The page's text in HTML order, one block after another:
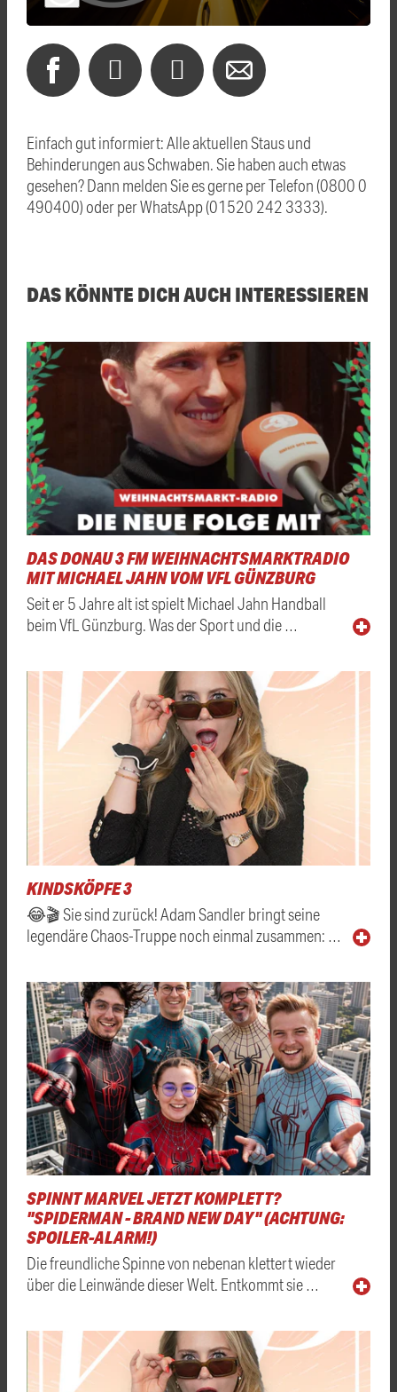
Einfach gut informiert: Alle aktuellen Staus und
Behinderungen aus Schwaben. Sie haben auch etwas
gesehen? Dann melden Sie es gerne per Telefon (0800 0
490400) oder per WhatsApp (01520 242 3333).
DAS KÖNNTE DICH AUCH INTERESSIEREN
DAS DONAU 3 FM WEIHNACHTSMARKTRADIO
MIT MICHAEL JAHN VOM VFL GÜNZBURG
Seit er 5 Jahre alt ist spielt Michael Jahn Handball
beim VfL Günzburg. Was der Sport und die …
KINDSKÖPFE 3
😂🎬 Sie sind zurück! Adam Sandler bringt seine
legendäre Chaos-Truppe noch einmal zusammen: …
SPINNT MARVEL JETZT KOMPLETT?
"SPIDERMAN - BRAND NEW DAY" (ACHTUNG:
SPOILER-ALARM!)
Die freundliche Spinne von nebenan klettert wieder
über die Leinwände dieser Welt. Entkommt sie …